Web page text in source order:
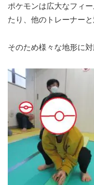
ポケモンは広大なフィ
たり、他のトレーナーと
そのため様々な地形に